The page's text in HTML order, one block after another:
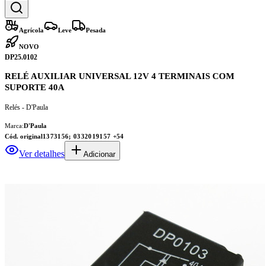
Agrícola Leve Pesada
NOVO
DP25.0102
RELÉ AUXILIAR UNIVERSAL 12V 4 TERMINAIS COM
SUPORTE 40A
Relés - D'Paula
Marca:D'Paula
Cód. original1373156; 0332019157 +54
Ver detalhes Adicionar